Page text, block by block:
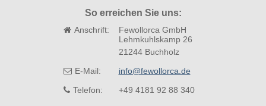
So erreichen Sie uns:
Anschrift:
Fewollorca GmbH
Lehmkuhlskamp 26
21244 Buchholz
E-Mail:
info@fewollorca.de
Telefon:
+49 4181 92 88 340